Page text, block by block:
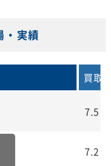
・実績
買取
7.5
7.2